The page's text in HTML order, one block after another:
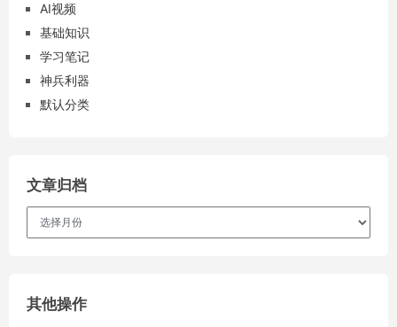
AI视频
基础知识
学习笔记
神兵利器
默认分类
文章归档
其他操作